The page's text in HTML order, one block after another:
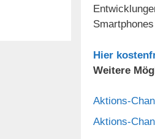
Hier
Weitere
Aktions-
Aktions-